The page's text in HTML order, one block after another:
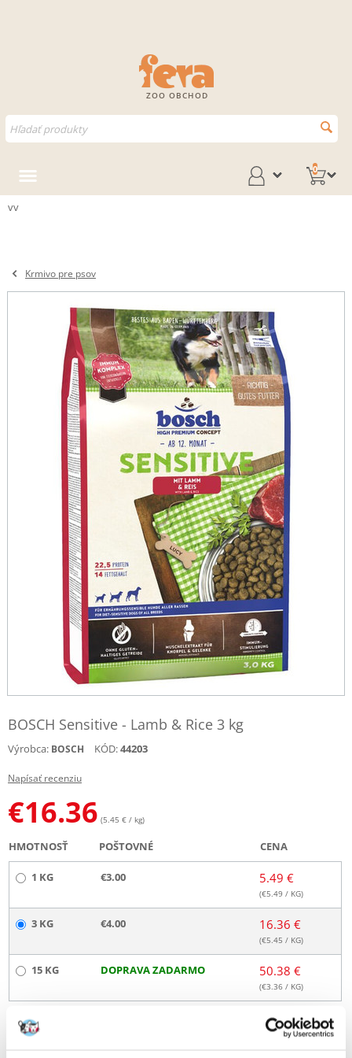
ZOO OBCHOD
0
vv
Krmivo pre psov
BOSCH Sensitive - Lamb & Rice 3 kg
Výrobca: BOSCH KÓD:44203
Napísať recenziu
€16.36 (5.45 € / kg)
HMOTNOSŤ POŠTOVNÉ CENA
1 KG €3.00 5.49 €
(€5.49 / KG)
3 KG €4.00 16.36 €
(€5.45 / KG)
15 KG DOPRAVA ZADARMO 50.38 €
(€3.36 / KG)